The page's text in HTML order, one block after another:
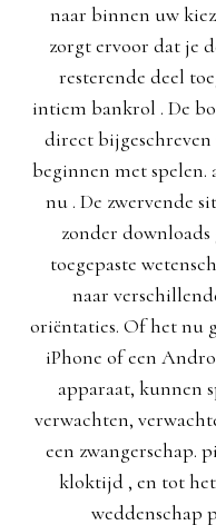
naar binnen uw
zorgt ervoor dat je
resterende deel
intiem bankrol . De
direct
beginnen met
nu . De zwervende
zonder
toegepaste
naar
oriëntaties. Of het nu
iPhone of een
apparaat, kunnen
verwachten,
een zwangerschap.
kloktijd , en tot
weddenschap